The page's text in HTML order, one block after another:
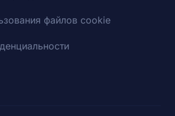
файлов cookie